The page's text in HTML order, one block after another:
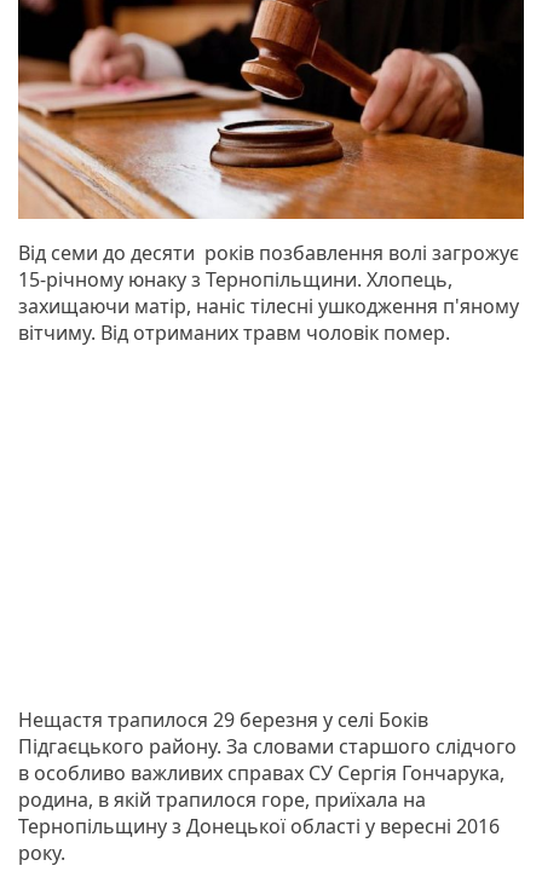
Від семи до десяти років позбавлення волі загрожує
15-річному юнаку з Тернопільщини. Хлопець,
захищаючи матір, наніс тілесні ушкодження п'яному
вітчиму. Від отриманих травм чоловік помер.
Нещастя трапилося 29 березня у селі Боків
Підгаєцького району. За словами старшого слідчого
в особливо важливих справах СУ Сергія Гончарука,
родина, в якій трапилося горе, приїхала на
Тернопільщину з Донецької області у вересні 2016
року.